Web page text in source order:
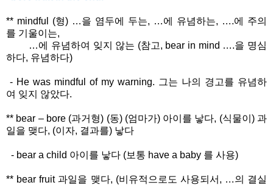
** mindful (형) …을 염두에 두는, …에 유념하는, ….에
주의
를 기울이는,
…에 유념하여 잊지 않는 (참고, bear in mind ….을 명심
하다, 유념하다)
- He was mindful of my warning. 그는 나의 경고를 유념하
여 잊지 않았다.
** bear – bore (과거형) (동) (엄마가) 아이를 낳다, (식물이 )과
일을 맺다, (이자, 결과를) 낳다
- bear a child 아이를 낳다 (보통 have a baby 를 사용)
** bear fruit과일을 맺다, (비유적으로도 사용되서 , …의 결실